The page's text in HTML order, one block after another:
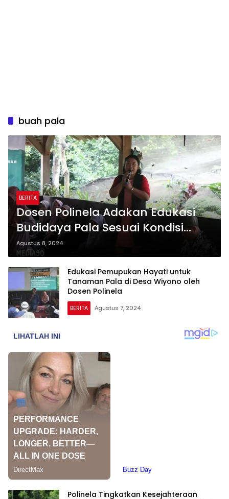
buah pala
BERITA
Dosen Polinela Adakan Edukasi
Budidaya Pala Sesuai Kondisi
Iklim di Desa Wiyono
Agustus 8, 2024
Edukasi Pemupukan Hayati untuk
Tanaman Pala di Desa Wiyono oleh
Dosen Polinela
BERITA Agustus 7, 2024
Polinela Tingkatkan Kesejahteraan